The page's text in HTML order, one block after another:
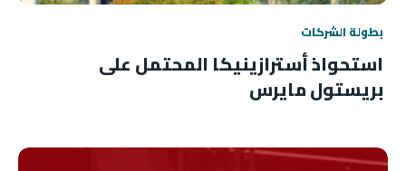
بطولة الشركات
استحواذ أسترازينيكا المحتمل على
بريستول مايرس